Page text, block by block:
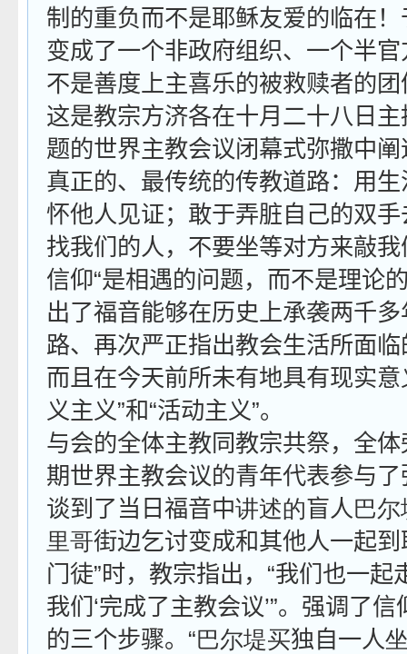
制的重负而不是耶稣友爱的临在
变成了一个非政府组织、一个半
不是善度上主喜乐的被救赎者的团
这是教宗方济各在十月二十八日
题的世界主教会议闭幕式弥撒中
真正的、最传统的传教道路：用
怀他人见证；敢于弄脏自己的双
找我们的人，不要坐等对方来敲
信仰“是相遇的问题，而不是理论
出了福音能够在历史上承袭两千
路、再次严正指出教会生活所面
而且在今天前所未有地具有现实意
义主义”和“活动主义”。
与会的全体主教同教宗共祭，全
期世界主教会议的青年代表参与
谈到了当日福音中讲述的盲人巴
里哥街边乞讨变成和其他人一起
门徒”时，教宗指出，“我们也一起
我们‘完成了主教会议’”。强调了
的三个步骤。“巴尔堤买独自一人